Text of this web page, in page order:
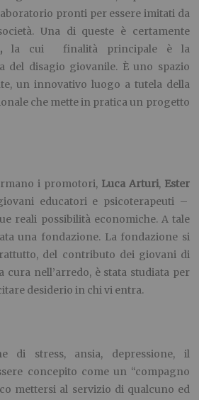
pronti per essere imitati da
Una di queste è certamente
la cui
finalità principale è la
del disagio giovanile. È uno spazio
un innovativo luogo a tutela della
che mette in pratica un progetto
i promotori, Luca Arturi, Ester
educatori e psicoterapeuti –
reali possibilità economiche. A tale
una fondazione. La fondazione si
del contributo dei giovani di
cura nell’arredo, è stata studiata per
desiderio in chi vi entra.
di stress, ansia, depressione, il
concepito come un “compagno
mettersi al servizio di qualcuno ed